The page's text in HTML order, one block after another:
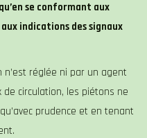
se conformant aux
indications des signaux
réglée ni par un agent
circulation, les piétons ne
prudence et en tenant